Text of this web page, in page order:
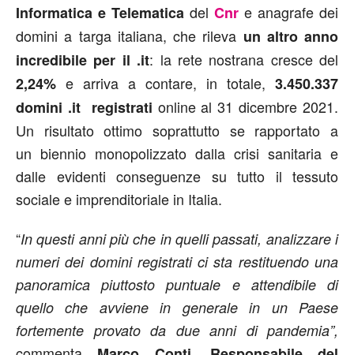
Informatica e Telematica del Cnr e anagrafe dei
domini a targa italiana, che rileva un altro anno
incredibile per il .it: la rete nostrana cresce del
2,24% e arriva a contare, in totale, 3.450.337
domini .it registrati online al 31 dicembre 2021.
Un risultato ottimo soprattutto se rapportato a
un biennio monopolizzato dalla crisi sanitaria e
dalle evidenti conseguenze su tutto il tessuto
sociale e imprenditoriale in Italia.
“In questi anni più che in quelli passati, analizzare i
numeri dei domini registrati ci sta restituendo una
panoramica piuttosto puntuale e attendibile di
quello che avviene in generale in un Paese
fortemente provato da due anni di pandemia”,